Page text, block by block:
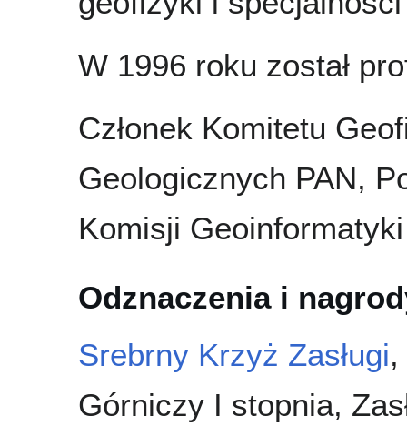
W 1996 roku został
Członek Komitetu
Geologicznych PAN,
Komisji
Odznaczenia i
Srebrny Krzyż Zasługi,
Górniczy I stopnia,